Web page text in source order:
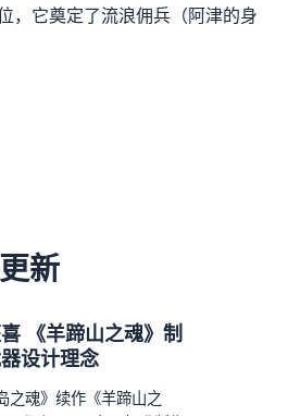
，它奠定了流浪佣兵（阿津的身
新
《羊蹄山之魂》制
设计理念
之魂》续作《羊蹄山之